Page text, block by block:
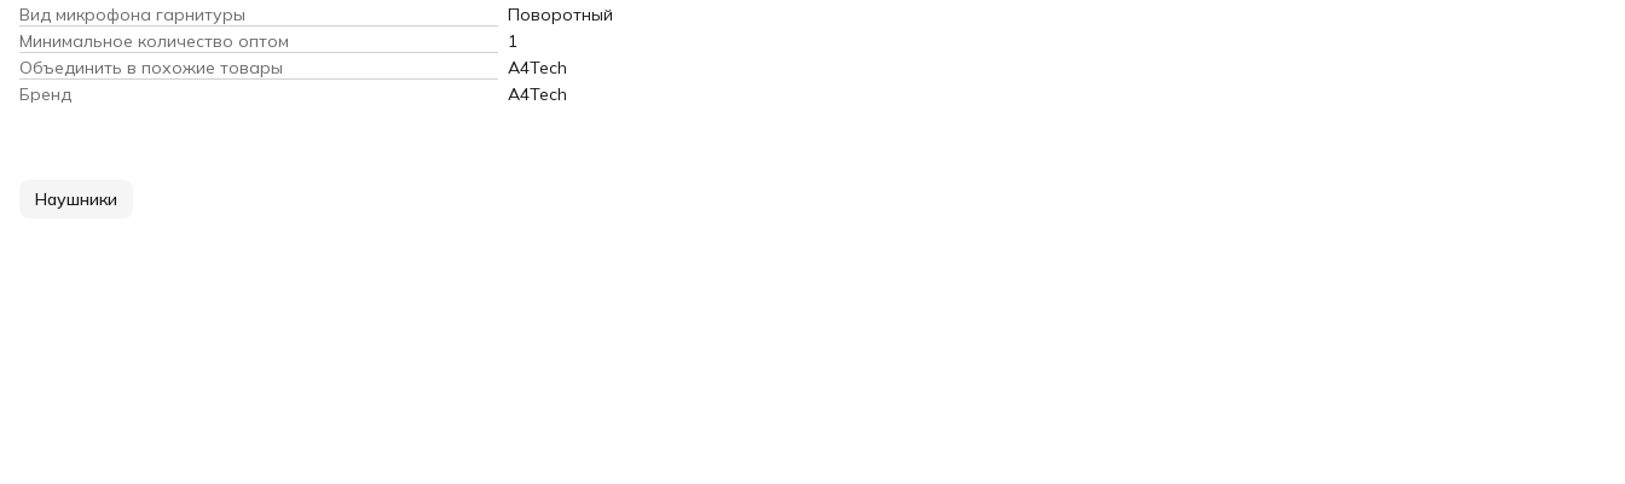
Вид микрофона гарнитуры
Поворотный
Минимальное количество оптом
1
Объединить в похожие товары
A4Tech
Бренд
A4Tech
Наушники